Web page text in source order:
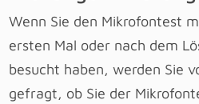
Wenn Sie den Mikrofontest
ersten Mal oder nach dem
besucht haben, werden Sie
gefragt, ob Sie der